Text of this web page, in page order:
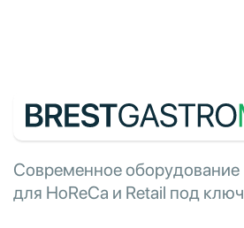
Современное оборудование
для HoReCa и Retail под ключ